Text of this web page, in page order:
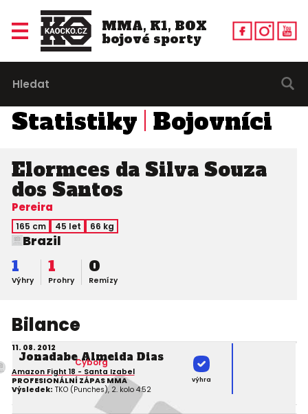
MMA, K1, BOX
bojové sporty
Statistiky Bojovníci
Elormces da Silva Souza
dos Santos
Pereira
165 cm 45 let 66 kg
Brazil
Výhry
1
Prohry
1
Remízy
0
Bilance
11. 08. 2012
Jonadabe Almeida Dias
Cyborg
Amazon Fight 18 - Santa Izabel
PROFESIONÁLNÍ ZÁPAS MMA
Výsledek: TKO (Punches), 2. kolo 4:52
výhra